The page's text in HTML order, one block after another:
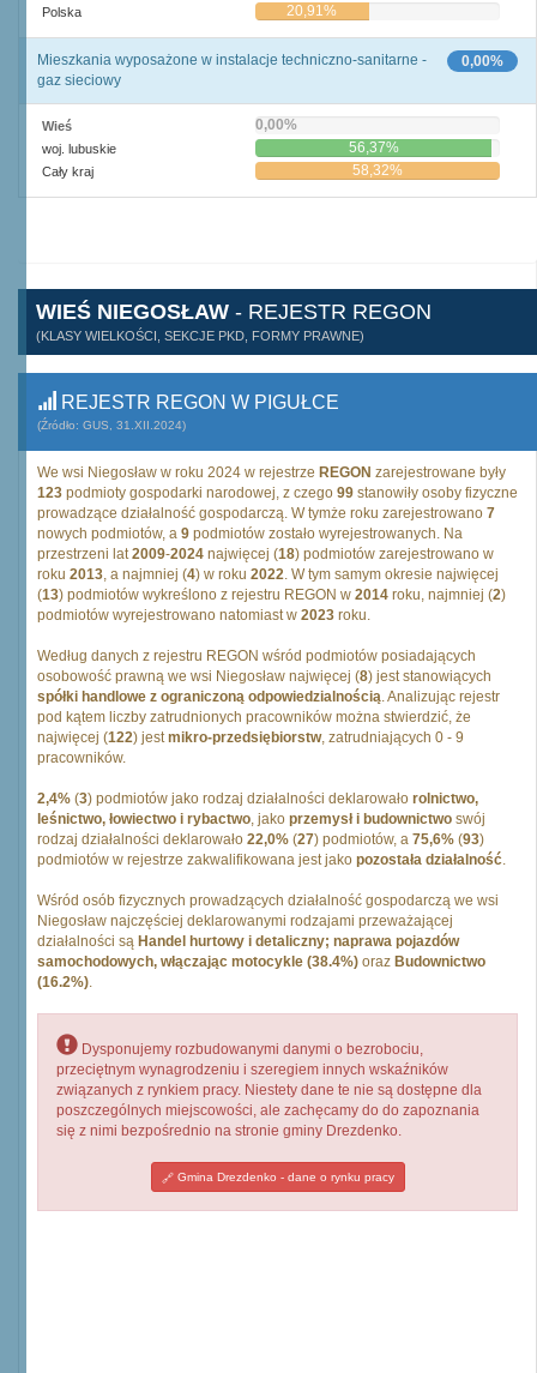
Polska 20,91%
0,00%
Mieszkania wyposażone w instalacje techniczno-sanitarne -
gaz sieciowy
Wieś 0,00%
woj. lubuskie 56,37%
Cały kraj 58,32%
WIEŚ NIEGOSŁAW - REJESTR REGON
(KLASY WIELKOŚCI, SEKCJE PKD, FORMY PRAWNE)
REJESTR REGON W PIGUŁCE
(Źródło: GUS, 31.XII.2024)
We wsi Niegosław w roku 2024 w rejestrze REGON zarejestrowane były
123 podmioty gospodarki narodowej, z czego 99 stanowiły osoby fizyczne
prowadzące działalność gospodarczą. W tymże roku zarejestrowano 7
nowych podmiotów, a 9 podmiotów zostało wyrejestrowanych. Na
przestrzeni lat2009-2024 najwięcej (18) podmiotów zarejestrowano w
roku 2013, a najmniej (4) w roku 2022. W tym samym okresie najwięcej
(13) podmiotów wykreślono z rejestru REGON w 2014 roku, najmniej (2)
podmiotów wyrejestrowano natomiast w 2023 roku.
Według danych z rejestru REGON wśród podmiotów posiadających
osobowość prawną we wsi Niegosław najwięcej (8) jest stanowiących
spółki handlowe z ograniczoną odpowiedzialnością. Analizując rejestr
pod kątem liczby zatrudnionych pracowników można stwierdzić, że
najwięcej (122) jestmikro-przedsiębiorstw, zatrudniających 0 - 9
pracowników.
2,4% (3) podmiotów jako rodzaj działalności deklarowało rolnictwo,
leśnictwo, łowiectwo i rybactwo, jako przemysł i budownictwo swój
rodzaj działalności deklarowało 22,0% (27) podmiotów, a 75,6% (93)
podmiotów w rejestrze zakwalifikowana jest jako pozostała działalność.
Wśród osób fizycznych prowadzących działalność gospodarczą we wsi
Niegosław najczęściej deklarowanymi rodzajami przeważającej
działalności są Handel hurtowy i detaliczny; naprawa pojazdów
samochodowych, włączając motocykle (38.4%) oraz Budownictwo
(16.2%).
Dysponujemy rozbudowanymi danymi o bezrobociu,
przeciętnym wynagrodzeniu i szeregiem innych wskaźników
związanych z rynkiem pracy. Niestety dane te nie są dostępne dla
poszczególnych miejscowości, ale zachęcamy do do zapoznania
się z nimi bezpośrednio na stronie gminy Drezdenko.
Gmina Drezdenko - dane o rynku pracy